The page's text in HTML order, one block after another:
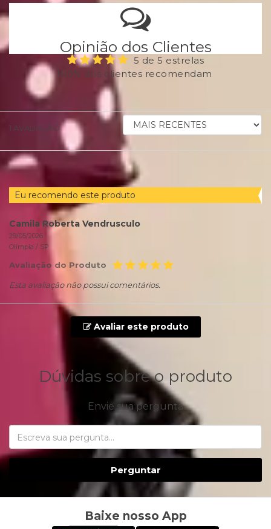
Opinião dos Clientes
5 de 5 estrelas
100% dos clientes recomendam
1 AVALIAÇÃO
ORDENAR
AVALIAÇÕES
POR
Eu recomendo este produto
Camila Roberta Vendrusculo
29/05/2026
Olímpia / SP
Avaliação do Produto
Esta avaliação não possui comentários.
Avaliar este produto
Dúvidas sobre o produto
Envie sua pergunta
Perguntar
Baixe nosso App